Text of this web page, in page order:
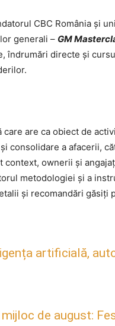
CBC România și
generali – GM
îndrumări directe și
are ca obiect de
consolidare a afacerii,
context, ownerii și
metodologiei și a
și recomandări găsiți
artificială,
de august: